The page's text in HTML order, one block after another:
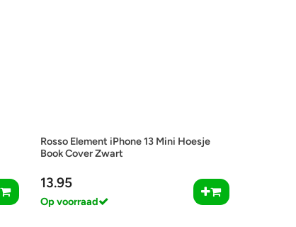
Rosso Element iPhone 13 Mini Hoesje
Book Cover Zwart
13.95
Op voorraad